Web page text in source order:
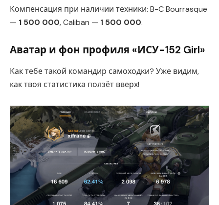
Компенсация при наличии техники: B-C Bourrasque
— 1 500 000, Caliban — 1 500 000.
Аватар и фон профиля «ИСУ-152 Girl»
Как тебе такой командир самоходки? Уже видим,
как твоя статистика ползёт вверх!